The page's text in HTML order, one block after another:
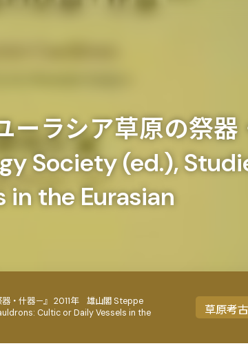
ラシア草原の祭器
Society (ed.),
in the Eurasian
器・什器－』 2011年 雄山閣 Steppe
Cultic or Daily Vessels in the